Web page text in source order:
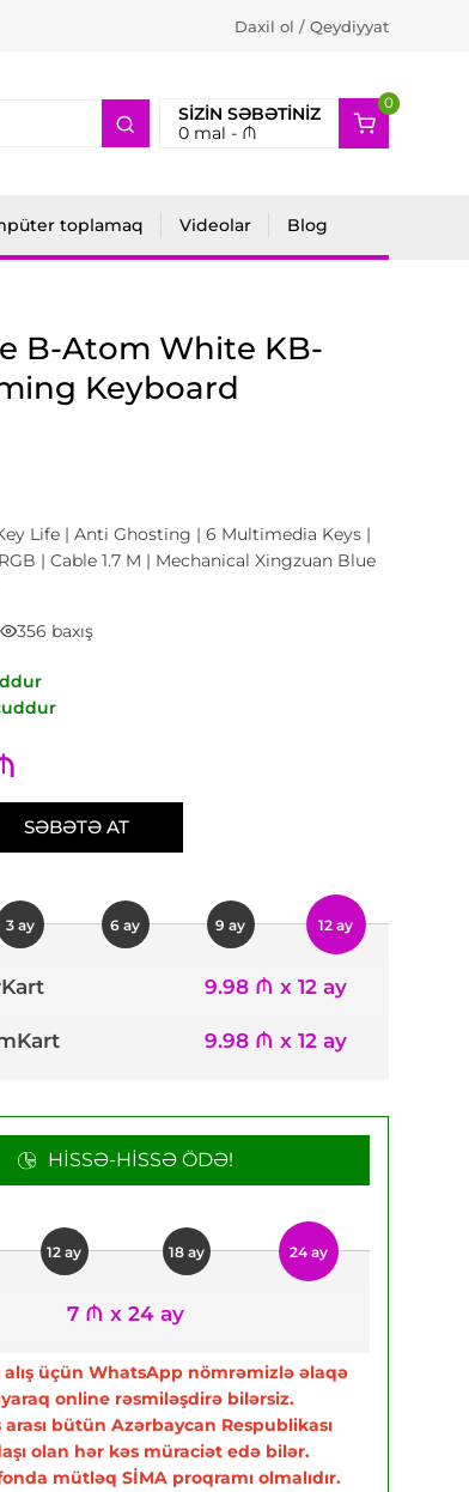
Daxil ol / Qeydiyyat
SIZIN SƏBƏTINIZ
0mal - ₼
0
2
toplamaq Videolar Blog
B-Atom White KB-
Keyboard
Life | Anti Ghosting | 6 Multimedia Keys |
| Cable 1.7 M | Mechanical Xingzuan Blue
356 baxış
SƏBƏTƏ AT
3 ay 6 ay 9 ay 12 ay
9.98 ₼ x 12 ay
9.98 ₼ x 12 ay
HISSƏ-HISSƏ ÖDƏ!
12 ay 18 ay 24 ay
7 ₼ x 24 ay
alış üçün WhatsApp nömrəmizlə əlaqə
online rəsmiləşdirə bilərsiz.
arası bütün Azərbaycan Respublikası
olan hər kəs müraciət edə bilər.
mütləq SİMA proqramı olmalıdır.